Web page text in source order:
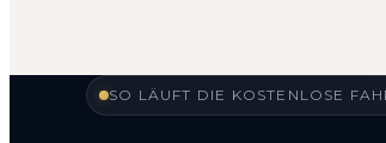
SO LÄUFT DIE KOSTENLOSE